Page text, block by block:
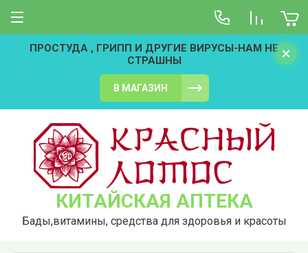
ПРОСТУДА , ГРИПП И ДРУГИЕ ВИРУСЫ-НАМ НЕ
СТРАШНЫ
В МАГАЗИН
КИТАЙСКАЯ АПТЕКА
Бады,витамины, средства для здоровья и красоты